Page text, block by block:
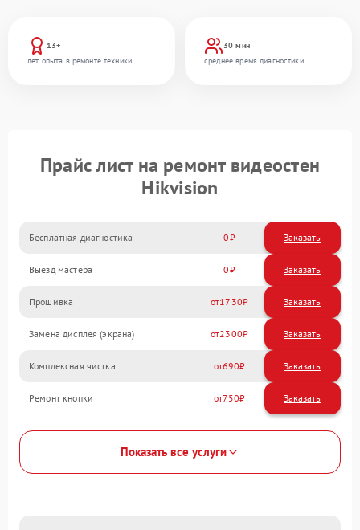
13+
лет опыта в ремонте техники
30 мин
среднее время диагностики
Прайс лист на ремонт видеостен
Hikvision
Бесплатная диагностика 0 Заказать
Выезд мастера 0 Заказать
Прошивка 1730
Замена дисплея (экрана) 2300
Комплексная чистка 690
Ремонт кнопки 750
Показать все услуги